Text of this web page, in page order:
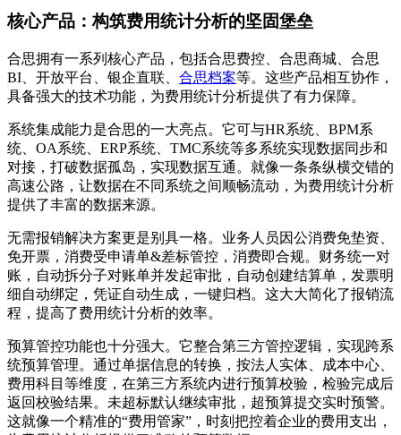
核心产品：构筑费用统计分析的坚固堡垒
合思拥有一系列核心产品，包括合思费控、合思商城、合思
BI、开放平台、银企直联、 合思档案等。这些产品相互协作，
具备强大的技术功能，为费用统计分析提供了有力保障。
系统集成能力是合思的一大亮点。它可与HR系统、BPM系
统、OA系统、ERP系统、TMC系统等多系统实现数据同步和
对接，打破数据孤岛，实现数据互通。就像一条条纵横交错的
高速公路，让数据在不同系统之间顺畅流动，为费用统计分析
提供了丰富的数据来源。
无需报销解决方案更是别具一格。业务人员因公消费免垫资、
免开票，消费受申请单&差标管控，消费即合规。财务统一对
账，自动拆分子对账单并发起审批，自动创建结算单，发票明
细自动绑定，凭证自动生成，一键归档。这大大简化了报销流
程，提高了费用统计分析的效率。
预算管控功能也十分强大。它整合第三方管控逻辑，实现跨系
统预算管理。通过单据信息的转换，按法人实体、成本中心、
费用科目等维度，在第三方系统内进行预算校验，检验完成后
返回校验结果。未超标默认继续审批，超预算提交实时预警。
这就像一个精准的“费用管家”，时刻把控着企业的费用支出，